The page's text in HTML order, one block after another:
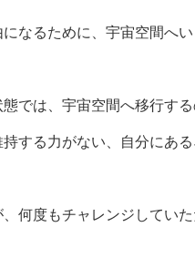
なるために、宇宙空間へ
では、宇宙空間へ移行する
持する力がない、自分にあ
何度もチャレンジしていた